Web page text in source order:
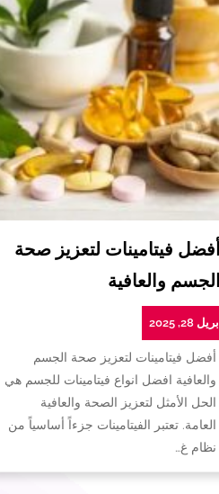
أفضل فيتامينات لتعزيز صحة
الجسم والعافية
28, 2025
أفضل فيتامينات لتعزيز صحة الجسم
والعافية افضل انواع فيتامينات للجسم هي
الحل الأمثل لتعزيز الصحة والعافية
العامة. تعتبر الفيتامينات جزءاً أساسياً من
نظام غ…